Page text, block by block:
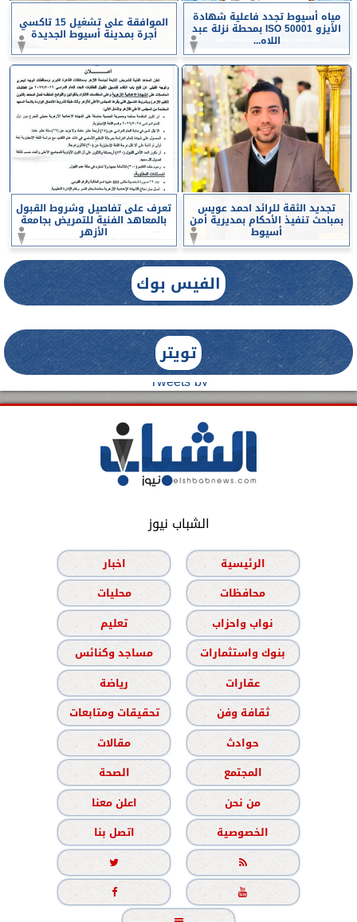
مياه أسيوط تجدد فاعلية شهادة
الأيزو ISO 50001 بمحطة نزلة عبد
اللاه...
الموافقة على تشغيل 15 تاكسي
أجرة بمدينة أسيوط الجديدة
تجديد الثقة للرائد احمد عويس
بمباحث تنفيذ الأحكام بمديرية أمن
أسيوط
تعرف على تفاصيل وشروط القبول
بالمعاهد الفنية للتمريض بجامعة
الأزهر
الفيس بوك
تويتر
Tweets by
الشباب نيوز
الرئيسية
اخبار
محافظات
محليات
نواب واحزاب
تعليم
بنوك واستثمارات
مساجد وكنائس
عقارات
رياضة
ثقافة وفن
تحقيقات ومتابعات
حوادث
مقالات
المجتمع
الصحة
من نحن
اعلن معنا
الخصوصية
اتصل بنا



